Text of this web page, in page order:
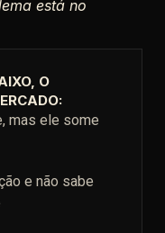
está no
O
mas ele some
e não sabe